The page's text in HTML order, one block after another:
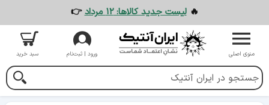
🔥لیست جدید کالاها: ۱۲ مرداد 👉
منوی اصلی ورود | ثبت‌نام سبد خرید